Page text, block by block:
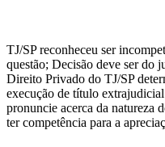
TJ/SP reconheceu ser
questão; Decisão deve ser do
Direito Privado do TJ/SP
execução de título
pronuncie acerca da natureza
ter competência para a